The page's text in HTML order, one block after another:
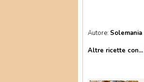
Autore: Solemania
Altre ricette con...